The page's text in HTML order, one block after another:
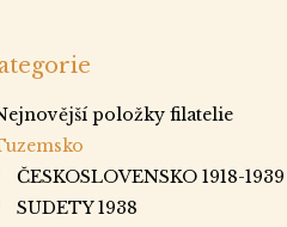
položky filatelie
ČESKOSLOVENSKO 1918-1939
SUDETY 1938